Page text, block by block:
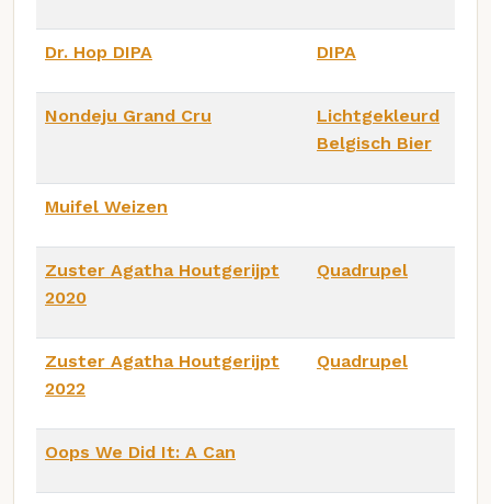
Dr. Hop DIPA DIPA
Nondeju Grand Cru
Lichtgekleurd
Belgisch Bier
Muifel Weizen
Zuster Agatha Houtgerijpt
2020
Quadrupel
Zuster Agatha Houtgerijpt
2022
Quadrupel
Oops We Did It: A Can